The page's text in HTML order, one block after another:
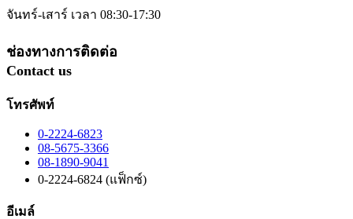
จันทร์-เสาร์ เวลา 08:30-17:30
ช่องทางการติดต่อ
Contact us
โทรศัพท์
0-2224-6823
08-5675-3366
08-1890-9041
0-2224-6824 (แฟ็กซ์)
อีเมล์